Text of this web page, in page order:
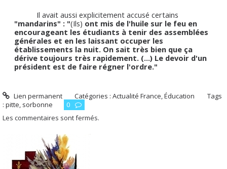
Il avait aussi explicitement accusé certains
"mandarins" : "(Ils) ont mis de l'huile sur le feu en
encourageant les étudiants à tenir des assemblées
générales et en les laissant occuper les
établissements la nuit. On sait très bien que ça
dérive toujours très rapidement. (...) Le devoir d'un
président est de faire régner l'ordre."
Lien permanent Catégories :Actualité France,Éducation
Tags
: pitte, sorbonne
0
Les commentaires sont fermés.